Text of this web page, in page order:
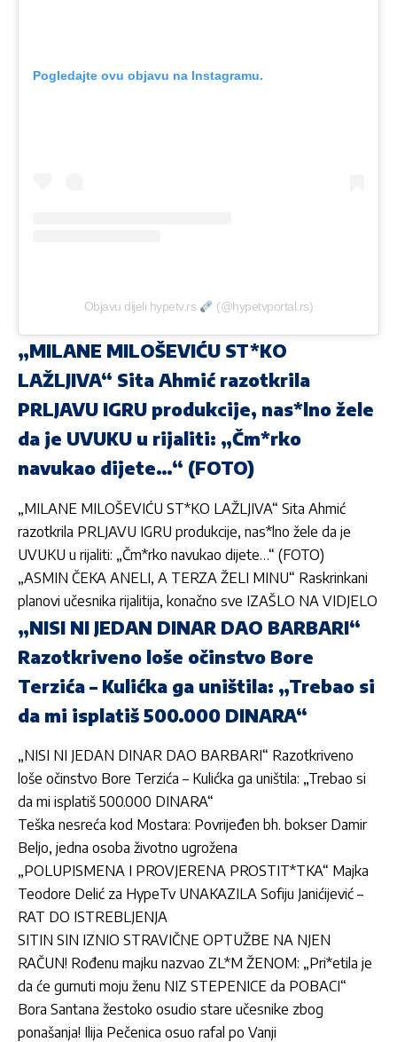
Pogledajte ovu objavu na Instagramu.
Objavu dijeli hypetv.rs (@hypetvportal.rs)
„MILANE MILOŠEVIĆU ST*KO
LAŽLJIVA“ Sita Ahmić razotkrila
PRLJAVU IGRU produkcije, nas*lno žele
da je UVUKU u rijaliti: „Čm*rko
navukao dijete…“ (FOTO)
„MILANE MILOŠEVIĆU ST*KO LAŽLJIVA“ Sita Ahmić
razotkrila PRLJAVU IGRU produkcije, nas*lno žele da je
UVUKU u rijaliti: „Čm*rko navukao dijete…“ (FOTO)
„ASMIN ČEKA ANELI, A TERZA ŽELI MINU“ Raskrinkani
planovi učesnika rijalitija, konačno sve IZAŠLO NA VIDJELO
„NISI NI JEDAN DINAR DAO BARBARI“
Razotkriveno loše očinstvo Bore
Terzića – Kulićka ga uništila: „Trebao si
da mi isplatiš 500.000 DINARA“
„NISI NI JEDAN DINAR DAO BARBARI“ Razotkriveno
loše očinstvo Bore Terzića – Kulićka ga uništila: „Trebao si
da mi isplatiš 500.000 DINARA“
Teška nesreća kod Mostara: Povrijeđen bh. bokser Damir
Beljo, jedna osoba životno ugrožena
„POLUPISMENA I PROVJERENA PROSTIT*TKA“ Majka
Teodore Delić za HypeTv UNAKAZILA Sofiju Janićijević –
RAT DO ISTREBLJENJA
SITIN SIN IZNIO STRAVIČNE OPTUŽBE NA NJEN
RAČUN! Rođenu majku nazvao ZL*M ŽENOM: „Pri*etila je
da će gurnuti moju ženu NIZ STEPENICE da POBACI“
Bora Santana žestoko osudio stare učesnike zbog
ponašanja! Ilija Pečenica osuo rafal po Vanji